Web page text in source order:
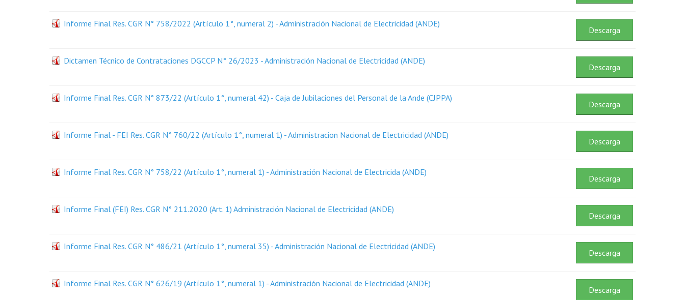
Informe Final Res. CGR N° 758/2022 (Artículo 1°, numeral 2) - Administración Nacional de Electricidad (ANDE)
Descarga
Dictamen Técnico de Contrataciones DGCCP N° 26/2023 - Administración Nacional de Electricidad (ANDE)
Descarga
Informe Final Res. CGR N° 873/22 (Artículo 1°, numeral 42) - Caja de Jubilaciones del Personal de la Ande (CJPPA)
Descarga
Informe Final - FEI Res. CGR N° 760/22 (Artículo 1°, numeral 1) - Administracion Nacional de Electricidad (ANDE)
Descarga
Informe Final Res. CGR N° 758/22 (Artículo 1°, numeral 1) - Administración Nacional de Electricida (ANDE)
Descarga
Informe Final (FEI) Res. CGR N° 211.2020 (Art. 1) Administración Nacional de Electricidad (ANDE)
Descarga
Informe Final Res. CGR N° 486/21 (Artículo 1°, numeral 35) - Administración Nacional de Electricidad (ANDE)
Descarga
Informe Final Res. CGR N° 626/19 (Artículo 1°, numeral 1) - Administración Nacional de Electricidad (ANDE)
Descarga